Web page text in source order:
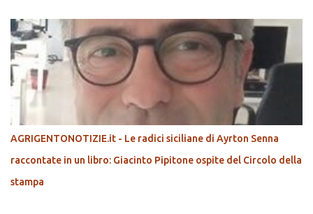
AGRIGENTONOTIZIE.it - Le radici siciliane di Ayrton Senna
raccontate in un libro: Giacinto Pipitone ospite del Circolo della
stampa